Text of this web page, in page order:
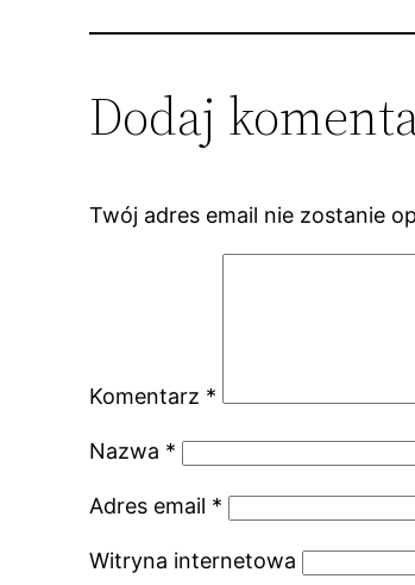
Dodaj
Twój adres email nie zostanie
Komentarz *
Nazwa *
Adres email *
Witryna internetowa